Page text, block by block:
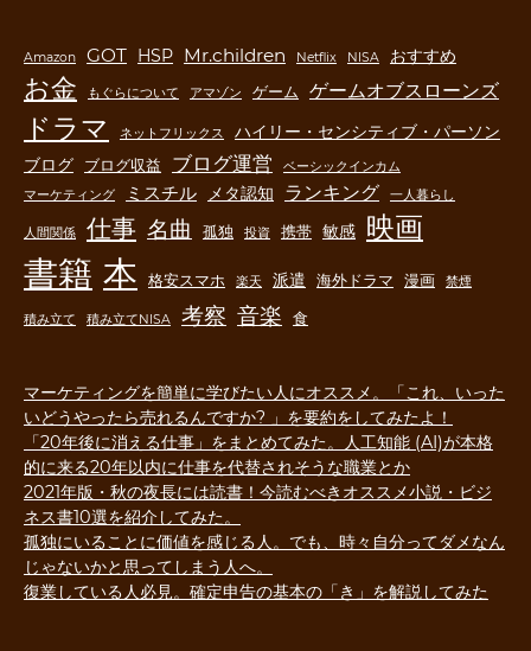
Amazon GOT HSP Mr.children Netflix NISA おすすめ
お金 もぐらについて アマゾン ゲーム ゲームオブスローンズ
ドラマ ネットフリックス
ハイリー・センシティブ・パーソン
ブログ
ブログ収益 ブログ運営
ベーシックインカム
マーケティング
ミスチル メタ認知 ランキング 一人暮らし
人間関係 仕事 名曲 孤独 投資 携帯 敏感 映画
書籍 本 格安スマホ 楽天 派遣 海外ドラマ 漫画 禁煙
積み立て 積み立てNISA 考察 音楽 食
マーケティングを簡単に学びたい人にオススメ。「これ、いった
いどうやったら売れるんですか? 」を要約をしてみたよ！
「20年後に消える仕事」をまとめてみた。人工知能 (AI)が本格
的に来る20年以内に仕事を代替されそうな職業とか
2021年版・秋の夜長には読書！今読むべきオススメ小説・ビジ
ネス書10選を紹介してみた。
孤独にいることに価値を感じる人。でも、時々自分ってダメなん
じゃないかと思ってしまう人へ。
復業している人必見。確定申告の基本の「き」を解説してみた